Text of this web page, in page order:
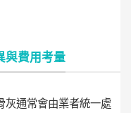
與費用考量
灰通常會由業者統一處